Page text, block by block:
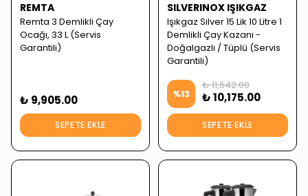
REMTA
Remta 3 Demlikli Çay
Ocağı, 33 L (Servis
Garantili)
₺ 9,905.00
SEPETE EKLE
SILVERINOX IŞIKGAZ
Işıkgaz Silver 15 Lik 10 Litre 1
Demlikli Çay Kazanı -
Doğalgazlı / Tüplü (Servis
Garantili)
%13
₺ 11,642.00
₺ 10,175.00
SEPETE EKLE